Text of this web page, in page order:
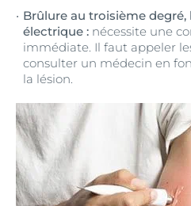
Brûlure au troisième
électrique : nécessite une
immédiate. Il faut appeler
consulter un médecin en
la lésion.